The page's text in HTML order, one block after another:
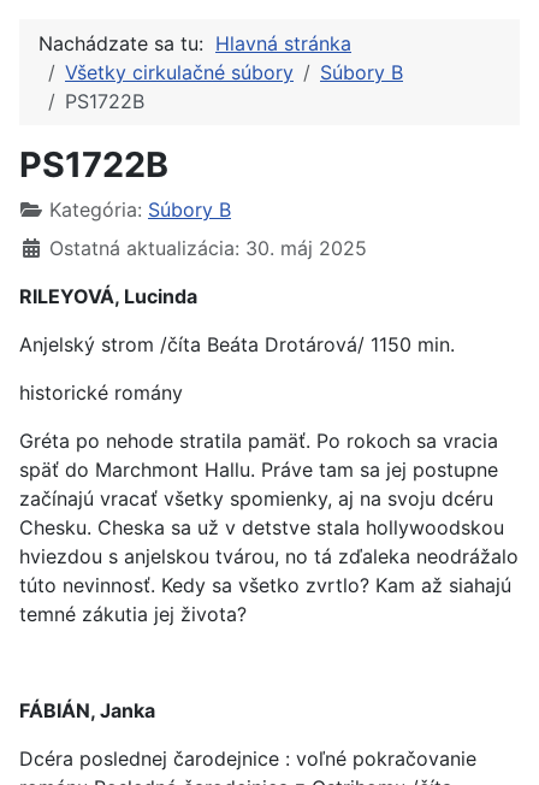
Nachádzate sa tu: Hlavná stránka
Všetky cirkulačné súbory
Súbory B
PS1722B
PS1722B
Kategória: Súbory B
Ostatná aktualizácia: 30. máj 2025
RILEYOVÁ, Lucinda
Anjelský strom /číta Beáta Drotárová/ 1150 min.
historické romány
Gréta po nehode stratila pamäť. Po rokoch sa vracia
späť do Marchmont Hallu. Práve tam sa jej postupne
začínajú vracať všetky spomienky, aj na svoju dcéru
Chesku. Cheska sa už v detstve stala hollywoodskou
hviezdou s anjelskou tvárou, no tá zďaleka neodrážalo
túto nevinnosť. Kedy sa všetko zvrtlo? Kam až siahajú
temné zákutia jej života?
FÁBIÁN, Janka
Dcéra poslednej čarodejnice : voľné pokračovanie